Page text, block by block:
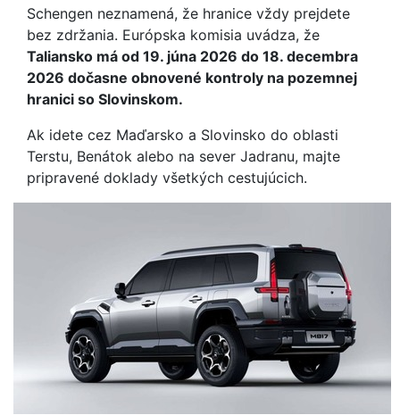
Schengen neznamená, že hranice vždy prejdete
bez zdržania. Európska komisia uvádza, že
Taliansko má od 19. júna 2026 do 18. decembra
2026 dočasne obnovené kontroly na pozemnej
hranici so Slovinskom.
Ak idete cez Maďarsko a Slovinsko do oblasti
Terstu, Benátok alebo na sever Jadranu, majte
pripravené doklady všetkých cestujúcich.